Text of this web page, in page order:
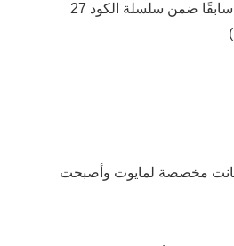
– ناميبيا (كانت تندرج سابقًا ضمن سلسلة الكود 27
مخصصة لمايوت وأصبحت